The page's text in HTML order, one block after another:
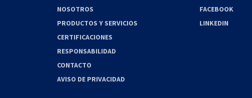
NOSOTROS
PRODUCTOS Y SERVICIOS
CERTIFICACIONES
RESPONSABILIDAD
CONTACTO
AVISO DE PRIVACIDAD
FACEBOOK
LINKEDIN